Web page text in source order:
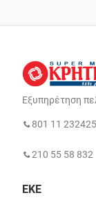
Εξυπηρέτηση
801 11 232425
210 55 58 832
ΕΚΕ